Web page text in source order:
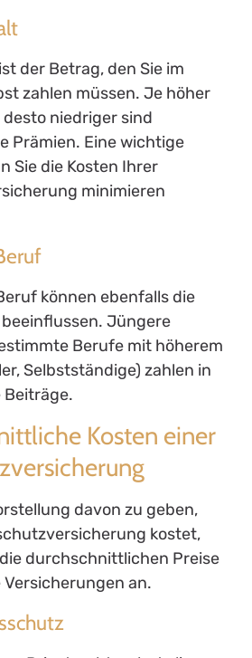
der Betrag, den Sie im
zahlen müssen. Je höher
niedriger sind
Prämien. Eine wichtige
Sie die Kosten Ihrer
minimieren
können ebenfalls die
Jüngere
Berufe mit höherem
Selbstständige) zahlen in
Beiträge.
Kosten einer
davon zu geben,
kostet,
durchschnittlichen Preise
an.